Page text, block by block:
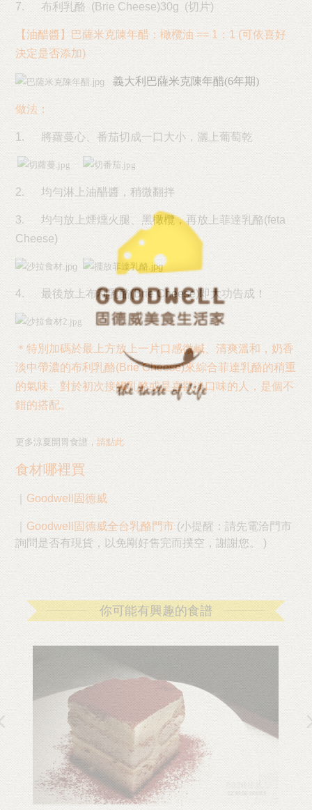
7. 布利乳酪 (Brie Cheese)30g (切片)
【油醋醬】 巴薩米克陳年醋：橄欖油 == 1 ： 1 (可依喜好
決定是否添加)
義大利 巴薩米克陳年醋(6年期)
做法：
1. 將蘿蔓心、番茄切成一口大小，灑上葡萄乾
2. 均勻淋上油醋醬，稍微翻拌
3. 均勻放上煙燻火腿、黑橄欖，再放上菲達乳酪(feta
Cheese)
4. 最後放上布利乳酪(Brie Cheese)即大功告成！
＊特別加碼於最上方放上一片口感微鹹、清爽溫和，奶香
淡中帶濃的布利乳酪(Brie Cheese)來綜合菲達乳酪的稍重
的氣味。對於初次接觸乳酪或是喜歡淡口味的人，是個不
錯的搭配。
更多涼夏開胃食譜，請點此
食材哪裡買
｜Goodwell固德威
｜Goodwell固德威全台乳酪門市 (小提醒：請先電洽門市
詢問是否有現貨，以免剛好售完而撲空，謝謝您。 )
你可能有興趣的食譜